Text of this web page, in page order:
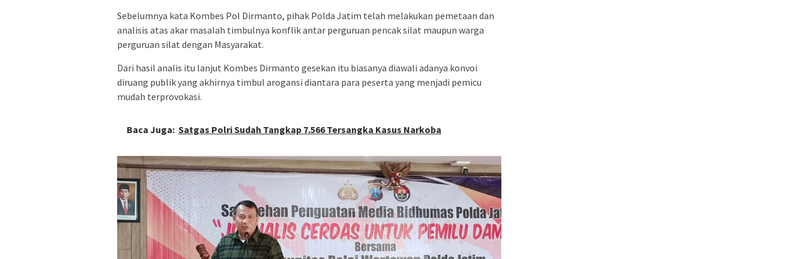
Sebelumnya kata Kombes Pol Dirmanto, pihak Polda Jatim telah melakukan pemetaan dan
analisis atas akar masalah timbulnya konflik antar perguruan pencak silat maupun warga
perguruan silat dengan Masyarakat.
Dari hasil analis itu lanjut Kombes Dirmanto gesekan itu biasanya diawali adanya konvoi
diruang publik yang akhirnya timbul arogansi diantara para peserta yang menjadi pemicu
mudah terprovokasi.
Baca Juga: Satgas Polri Sudah Tangkap 7.566 Tersangka Kasus Narkoba